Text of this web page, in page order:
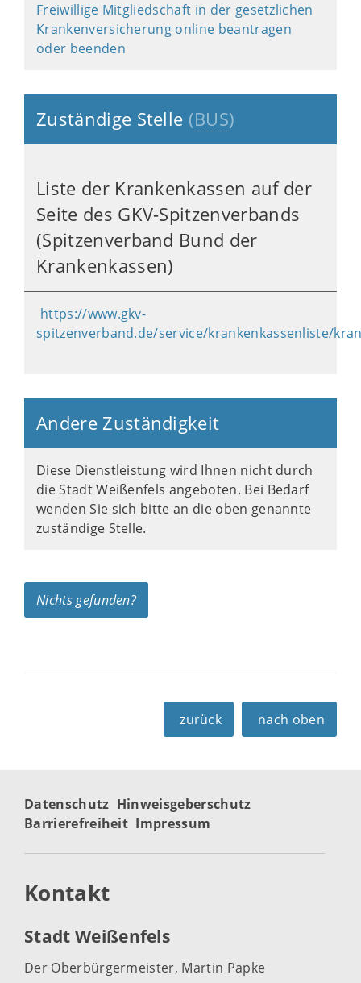
Freiwillige Mitgliedschaft in der gesetzlichen
Krankenversicherung online beantragen
oder beenden
Zuständige Stelle (BUS)
Liste der Krankenkassen auf der
Seite des GKV-Spitzenverbands
(Spitzenverband Bund der
Krankenkassen)
https://www.gkv-
spitzenverband.de/service/krankenkassenliste/
Andere Zuständigkeit
Diese Dienstleistung wird Ihnen nicht durch
die Stadt Weißenfels angeboten. Bei Bedarf
wenden Sie sich bitte an die oben genannte
zuständige Stelle.
Nichts gefunden?
zurück nach oben
Datenschutz Hinweisgeberschutz
Barrierefreiheit Impressum
Kontakt
Stadt Weißenfels
Der Oberbürgermeister, Martin Papke